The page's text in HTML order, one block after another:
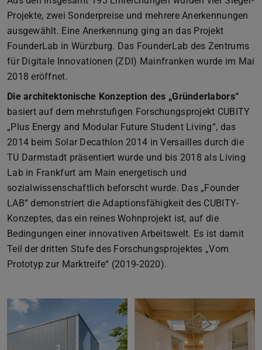
Projekte, zwei Sonderpreise und mehrere Anerkennungen
ausgewählt. Eine Anerkennung ging an das Projekt
FounderLab in Würzburg. Das FounderLab des Zentrums
für Digitale Innovationen (ZDI) Mainfranken wurde im Mai
2018 eröffnet.
Die architektonische Konzeption des „Gründerlabors“
basiert auf dem mehrstufigen Forschungsprojekt CUBITY
„Plus Energy and Modular Future Student Living“, das
2014 beim Solar Decathlon 2014 in Versailles durch die
TU Darmstadt präsentiert wurde und bis 2018 als Living
Lab in Frankfurt am Main energetisch und
sozialwissenschaftlich beforscht wurde. Das „Founder
LAB“ demonstriert die Adaptionsfähigkeit des CUBITY-
Konzeptes, das ein reines Wohnprojekt ist, auf die
Bedingungen einer innovativen Arbeitswelt. Es ist damit
Teil der dritten Stufe des Forschungsprojektes „Vom
Prototyp zur Marktreife“ (2019-2020).